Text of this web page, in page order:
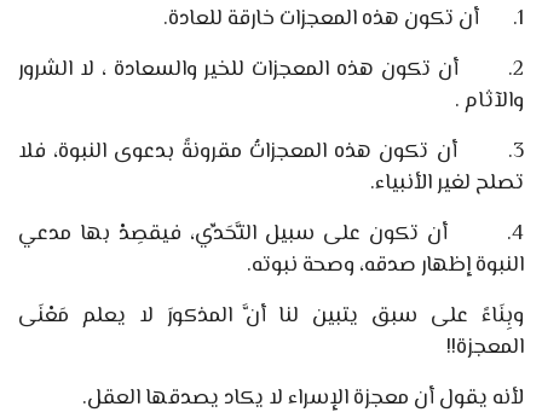
1.
أن تكون هذه المعجزات خارقة للعادة.
2.
أن تكون هذه المعجزات للخير والسعادة ، لا الشرور
والآثام .
3.
أن تكون هذه المعجزاتُ مقرونةً بدعوى النبوة، فلا
تصلح لغير الأنبياء.
4.
أن تكون على سبيل التَّحَدِّي، فيقصِدْ بها مدعي
النبوة إظهار صدقه، وصحة نبوته.
وبِنَاءً على سبق يتبين لنا أنَّ المذكورَ لا يعلم مَعْنَى
المعجزة!!
لأنه يقول أن معجزة الإسراء لا يكاد يصدقها العقل.